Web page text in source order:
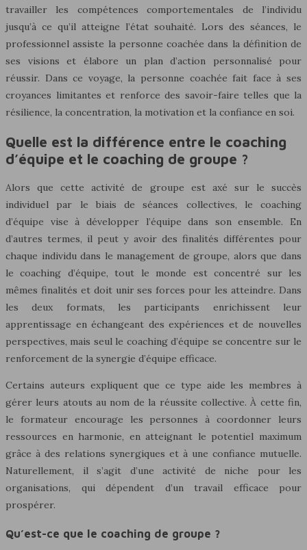
travailler les compétences comportementales de l’individu
jusqu’à ce qu’il atteigne l’état souhaité. Lors des séances, le
professionnel assiste la personne coachée dans la définition de
ses visions et élabore un plan d’action personnalisé pour
réussir. Dans ce voyage, la personne coachée fait face à ses
croyances limitantes et renforce des savoir-faire telles que la
résilience, la concentration, la motivation et la confiance en soi.
Quelle est la différence entre le coaching
d’équipe et le coaching de groupe ?
Alors que cette activité de groupe est axé sur le succès
individuel par le biais de séances collectives, le coaching
d’équipe vise à développer l’équipe dans son ensemble. En
d’autres termes, il peut y avoir des finalités différentes pour
chaque individu dans le management de groupe, alors que dans
le coaching d’équipe, tout le monde est concentré sur les
mêmes finalités et doit unir ses forces pour les atteindre. Dans
les deux formats, les participants enrichissent leur
apprentissage en échangeant des expériences et de nouvelles
perspectives, mais seul le coaching d’équipe se concentre sur le
renforcement de la synergie d’équipe efficace.
Certains auteurs expliquent que ce type aide les membres à
gérer leurs atouts au nom de la réussite collective. À cette fin,
le formateur encourage les personnes à coordonner leurs
ressources en harmonie, en atteignant le potentiel maximum
grâce à des relations synergiques et à une confiance mutuelle.
Naturellement, il s’agit d’une activité de niche pour les
organisations, qui dépendent d’un travail efficace pour
prospérer.
Qu’est-ce que le coaching de groupe ?